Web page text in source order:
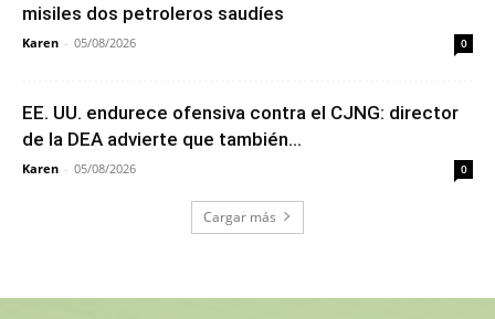
misiles dos petroleros saudíes
Karen - 05/08/2026 0
EE. UU. endurece ofensiva contra el CJNG: director
de la DEA advierte que también...
Karen - 05/08/2026 0
Cargar más